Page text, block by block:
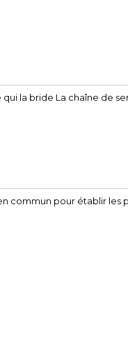
la bride La chaîne de
commun pour établir